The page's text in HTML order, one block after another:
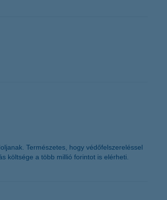
Természetes, hogy védőfelszereléssel
költsége a több millió forintot is elérheti.